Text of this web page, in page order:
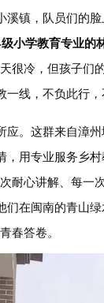
溪镇，队员们的
小学教育专业的
很冷，但孩子们
一线，不负此行，
应。这群来自漳
，用专业服务乡村
耐心讲解、每一
们在闽南的青山
春答卷。